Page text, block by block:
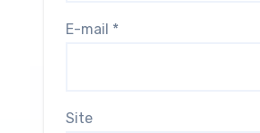
E-mail *
Site